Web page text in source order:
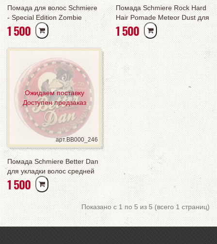
Помада для волос Schmiere
- Special Edition Zombie
strong сильной фиксации
1 500РУБ
Помада Schmiere Rock Hard
Hair Pomade Meteor Dust для
укладки волос сверхсильной
фиксации
1 500РУБ
Ожидаем поставку
Доступен предзаказ
арт.BB000_246
Помада Schmiere Better Dan
для укладки волос средней
фиксации
1 500РУБ
Показано с 1 по 5 из 5 (всего 1 страниц)